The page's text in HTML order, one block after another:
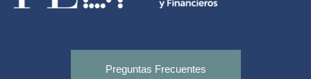
Preguntas Frecuentes